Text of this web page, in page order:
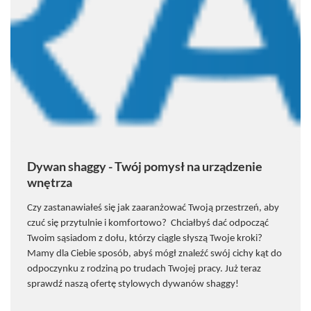
Dywan shaggy - Twój pomysł na urządzenie
wnętrza
Czy zastanawiałeś się jak zaaranżować Twoją przestrzeń, aby
czuć się przytulnie i komfortowo? Chciałbyś dać odpocząć
Twoim sąsiadom z dołu, którzy ciągle słyszą Twoje kroki?
Mamy dla Ciebie sposób, abyś mógł znaleźć swój cichy kąt do
odpoczynku z rodziną po trudach Twojej pracy. Już teraz
sprawdź naszą ofertę stylowych dywanów shaggy!